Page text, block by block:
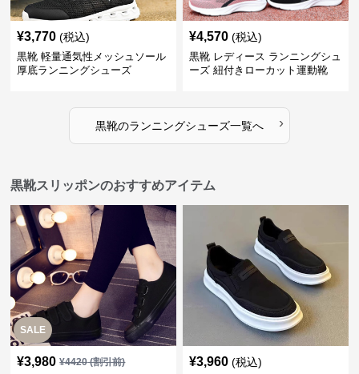
¥3,770 (税込)
黒靴 軽量通気性メッシュソール
厚底ランニングシューズ
¥4,570 (税込)
黒靴 レディース ランニングシュ
ーズ 紐付きローカット運動靴
黒靴のランニングシューズ一覧へ ›
黒靴スリッポンのおすすめアイテム
SALE
¥3,980 ¥4420(割引前) ¥3,960 (税込)